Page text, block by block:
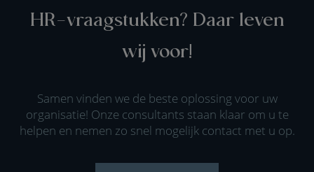
HR-vraagstukken? Daar leven
wij voor!
Samen vinden we de beste oplossing voor uw
organisatie! Onze consultants staan klaar om u te
helpen en nemen zo snel mogelijk contact met u op.